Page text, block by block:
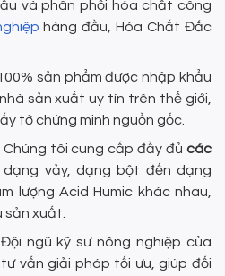
và phân phối hóa chất công
hàng đầu, Hóa Chất Đắc
sản phẩm được nhập khẩu
sản xuất uy tín trên thế giới,
tờ chứng minh nguồn gốc.
Chúng tôi cung cấp đầy đủcác
vảy, dạng bột đến dạng
lượng Acid Humic khác nhau,
sản xuất.
ngũ kỹ sư nông nghiệp của
vấn giải pháp tối ưu, giúp đối